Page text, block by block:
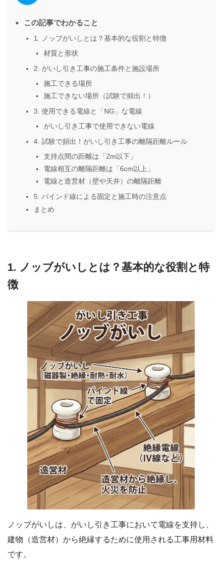
この記事でわかること
1. ノッブがいしとは？基本的な役割と特徴
材質と形状
2. がいし引き工事の施工条件と施設場所
施工できる場所
施工できない場所（試験で頻出！）
3. 使用できる電線と「NG」な電線
がいし引き工事で使用できない電線
4. 試験で頻出！がいし引き工事の離隔距離ルール
支持点間の距離は「2m以下」
電線相互の離隔距離は「6cm以上」
電線と造営材（壁や天井）の離隔距離
5. バインド線による固定と施工時の注意点
まとめ
1. ノッブがいしとは？基本的な役割と特
徴
ノッブがいしは、がいし引き工事において電線を支持し、
建物（造営材）から絶縁するために使用される工事用材料
です。